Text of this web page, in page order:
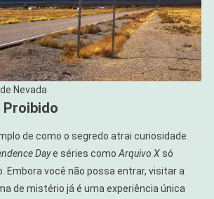
Nevada
Proibido
de como o segredo atrai curiosidade.
Daye séries como Arquivo Xsó
Embora você não possa entrar, visitar a
de mistério já é uma experiência única